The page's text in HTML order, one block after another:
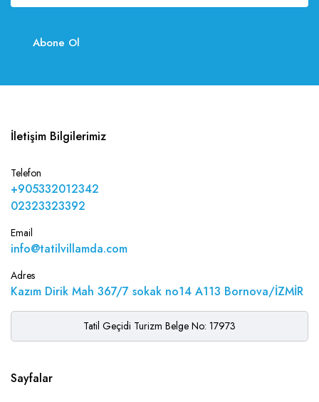
Abone Ol
İletişim Bilgilerimiz
Telefon
+905332012342
02323323392
Email
info@tatilvillamda.com
Adres
Kazım Dirik Mah 367/7 sokak no14 A113 Bornova/İZMİR
Tatil Geçidi Turizm Belge No: 17973
Sayfalar